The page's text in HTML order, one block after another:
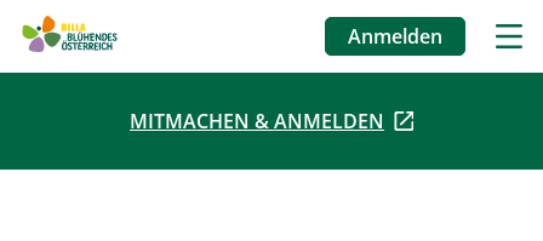
Direkt
Benutzermenü
Anmelden
MITMACHEN & ANMELDEN